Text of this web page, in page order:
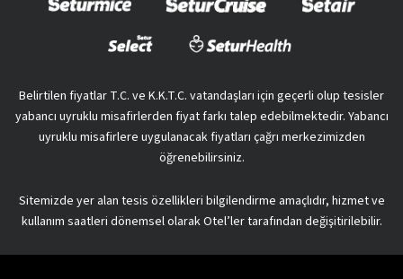
Belirtilen fiyatlar T.C. ve K.K.T.C. vatandaşları için geçerli olup tesisler
yabancı uyruklu misafirlerden fiyat farkı talep edebilmektedir. Yabancı
uyruklu misafirlere uygulanacak fiyatları çağrı merkezimizden
öğrenebilirsiniz.
Sitemizde yer alan tesis özellikleri bilgilendirme amaçlıdır, hizmet ve
kullanım saatleri dönemsel olarak Otel’ler tarafından değişitirilebilir.